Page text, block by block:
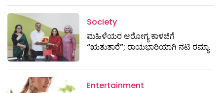
Society
ಮಹಿಳೆಯರ ಆರೋಗ್ಯ ಕಾಳಜಿಗೆ
“ಋತುತಾರೆ”; ರಾಯಭಾರಿಯಾಗಿ ನಟಿ ರಮ್ಯಾ
Entertainment